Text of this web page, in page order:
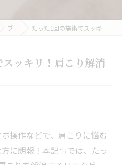
ブログ たった1回の施術でスッキリ！肩こり解消リラクゼーション
ッキリ！肩こり解消
操作などで、肩こりに悩む
に朗報！本記事では、たっ